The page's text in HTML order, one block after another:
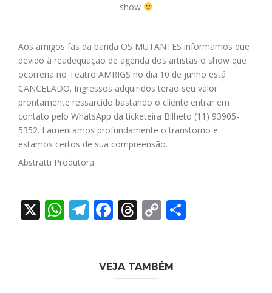
show
Aos amigos fãs da banda OS MUTANTES informamos que
devido à readequação de agenda dos artistas o show que
ocorreria no Teatro AMRIGS no dia 10 de junho está
CANCELADO. Ingressos adquiridos terão seu valor
prontamente ressarcido bastando o cliente entrar em
contato pelo WhatsApp da ticketeira Bilheto (11) 93905-
5352. Lamentamos profundamente o transtorno e
estamos certos de sua compreensão.
Abstratti Produtora
X WhatsApp
Telegram
Facebook
Threads
Copy
VEJA TAMBÉM